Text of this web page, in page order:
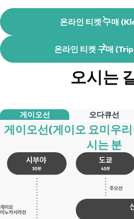
온라인 티켓 구매
온라인 티켓 구매
오시는
게이오선 오다큐선
게이오선(게이오 요미우
시는 분